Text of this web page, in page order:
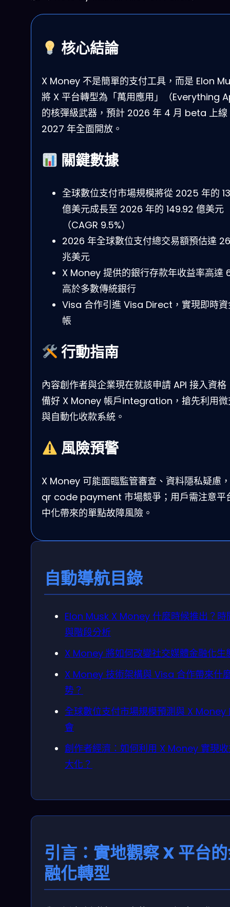
核心結論
X Money 不是簡單的支付工具，而是 Elon
將 X 平台轉型為「萬用應用」（Everything
的核彈級武器，預計 2026 年 4 月 beta 上線
2027 年全面開放。
關鍵數據
全球數位支付市場規模將從 2025 年的
億美元成長至 2026 年的 149.92 億美元
（CAGR 9.5%）
2026 年全球數位支付總交易額預估達
兆美元
X Money 提供的銀行存款年收益率高達
高於多數傳統銀行
Visa 合作引進 Visa Direct，實現即時資
帳
行動指南
內容創作者與企業現在就該申請 API 接入資格
備好 X Money 帳戶integration，搶先利用微
與自動化收款系統。
風險預警
X Money 可能面臨監管審查、資料隱私疑慮
qr code payment 市場競爭；用戶需注意平
中化帶來的單點故障風險。
自動導航目錄
Elon Musk X Money 什麼時候推出？時
與階段分析
X Money 將如何改變社交媒體金融化生
X Money 技術架構與 Visa 合作帶來什
势？
全球數位支付市場規模預測與 X Money
會
創作者經濟：如何利用 X Money 實現
大化？
引言：實地觀察 X 平台
融化轉型